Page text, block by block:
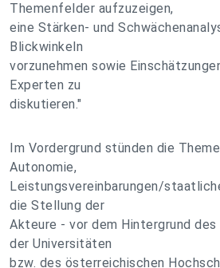
Themenfelder aufzuzeigen,
eine Stärken- und
Blickwinkeln
vorzunehmen sowie
Experten zu
diskutieren."
Im Vordergrund stünden die
Autonomie,
Leistungsvereinbarungen/
die Stellung der
Akteure - vor dem Hintergrund
der Universitäten
bzw. des österreichischen